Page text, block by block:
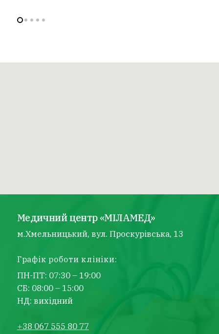
Медичний центр «МІЛАМЕД»
м.Хмельницький, вул. Проскурівська, 13
Графік роботи клініки:
ПН-ПТ: 07:30 – 19:00
СБ: 08:00 – 15:00
НД: вихідний
+38 067 555 80 77